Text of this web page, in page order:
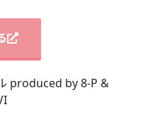
produced by 8-P &